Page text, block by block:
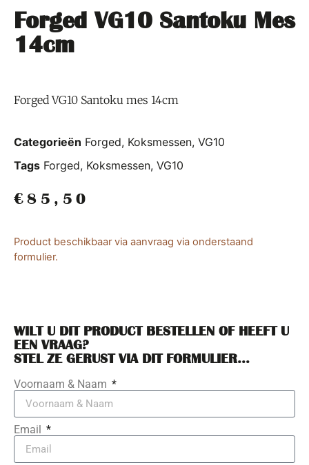
Forged VG10 Santoku Mes
14cm
Forged VG10 Santoku mes 14cm
Categorieën Forged, Koksmessen, VG10
Tags Forged, Koksmessen, VG10
€85,50
Product beschikbaar via aanvraag via onderstaand
formulier.
WILT U DIT PRODUCT BESTELLEN OF HEEFT U
EEN VRAAG?
STEL ZE GERUST VIA DIT FORMULIER...
Voornaam & Naam
Email